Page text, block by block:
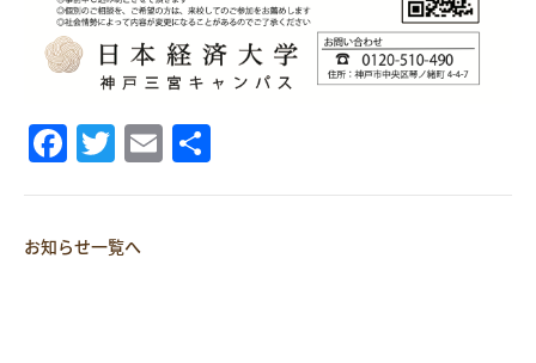
Facebook
Twitter
Email
有
お知らせ一覧へ